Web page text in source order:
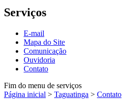
Serviços
E-mail
Mapa do Site
Comunicação
Ouvidoria
Contato
Fim do menu de serviços
Página inicial > Taguatinga > Contato